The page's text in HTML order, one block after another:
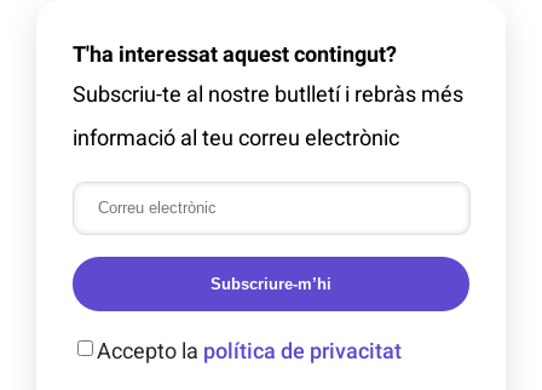
T'ha interessat aquest contingut?
Subscriu-te al nostre butlletí i rebràs més
informació al teu correu electrònic
Subscriure-m’hi
Accepto la política de privacitat